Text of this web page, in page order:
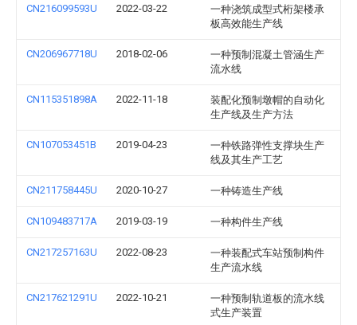
CN216099593U 2022-03-22
一种浇筑成型式桁架楼承
板高效能生产线
CN206967718U 2018-02-06
一种预制混凝土管涵生产
流水线
CN115351898A 2022-11-18
装配化预制墩帽的自动化
生产线及生产方法
CN107053451B 2019-04-23
一种铁路弹性支撑块生产
线及其生产工艺
CN211758445U 2020-10-27 一种铸造生产线
CN109483717A 2019-03-19 一种构件生产线
CN217257163U 2022-08-23
一种装配式车站预制构件
生产流水线
CN217621291U 2022-10-21
一种预制轨道板的流水线
式生产装置